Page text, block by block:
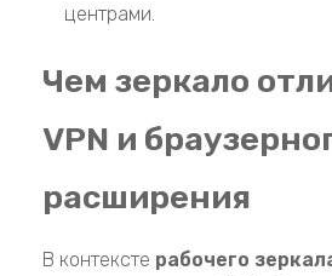
центрами.
Чем зеркало
VPN и
расширения
В контексте рабочего